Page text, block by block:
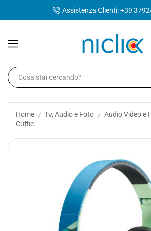
Assistenza Clienti: +39
Home / Tv, Audio e Foto / Audio Video e
Cuffie